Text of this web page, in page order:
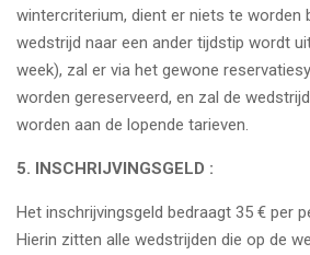
wintercriterium, dient er niets te worden
wedstrijd naar een ander tijdstip wordt
week), zal er via het gewone
worden gereserveerd, en zal de
worden aan de lopende tarieven.
5. INSCHRIJVINGSGELD :
Het inschrijvingsgeld bedraagt 35 € per
Hierin zitten alle wedstrijden die op de